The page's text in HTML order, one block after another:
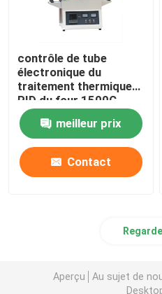
contrôle de tube
électronique du
traitement thermique
PID du four 1500C
meilleur prix
Contact
Aperçu Au sujet de